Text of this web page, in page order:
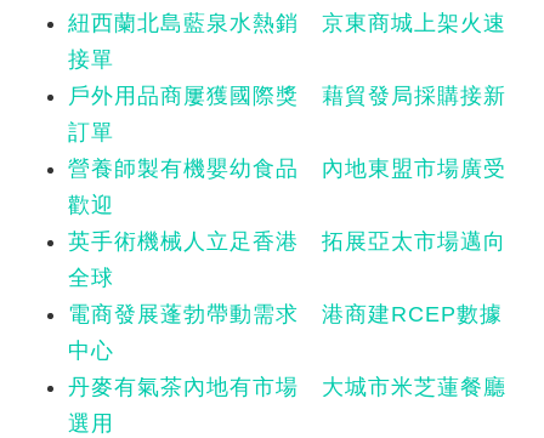
紐西蘭北島藍泉水熱銷 京東商城上架火速
接單
戶外用品商屢獲國際獎 藉貿發局採購接新
訂單
營養師製有機嬰幼食品 內地東盟市場廣受
歡迎
英手術機械人立足香港 拓展亞太市場邁向
全球
電商發展蓬勃帶動需求 港商建RCEP數據
中心
丹麥有氣茶內地有市場 大城市米芝蓮餐廳
選用